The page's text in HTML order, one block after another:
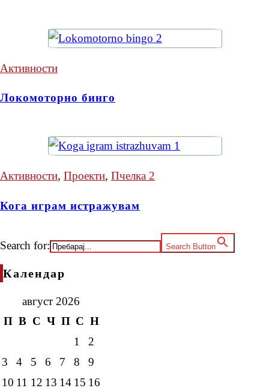
Активности
Локомоторно бинго
Активности, Проекти, Пчелка 2
Кога играм истражувам
Search for: Search Button
Календар
август 2026
П В С Ч П С Н
1
2
3
4 5 6 7 8
9
10 11 12 13 14 15 16